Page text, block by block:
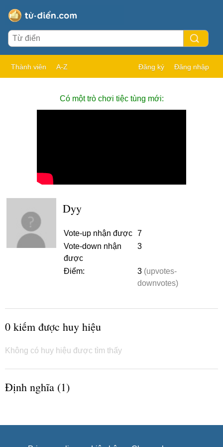
Thành viên A-Z Đăng ký Đăng nhập
Có một trò chơi tiệc tùng mới:
Dyy
Vote-up nhận được 7
Vote-down nhận
được
3
Điểm: 3 (upvotes-
downvotes)
0 kiếm được huy hiệu
Không có huy hiệu được tìm thấy
Định nghĩa (1)